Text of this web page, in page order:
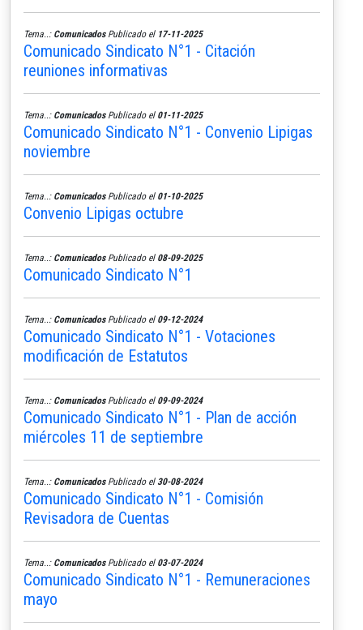
Tema..: ComunicadosPublicado el 17-11-2025
Comunicado Sindicato N°1 - Citación
reuniones informativas
Tema..: ComunicadosPublicado el 01-11-2025
Comunicado Sindicato N°1 - Convenio Lipigas
noviembre
Tema..: ComunicadosPublicado el 01-10-2025
Convenio Lipigas octubre
Tema..: ComunicadosPublicado el 08-09-2025
Comunicado Sindicato N°1
Tema..: ComunicadosPublicado el 09-12-2024
Comunicado Sindicato N°1 - Votaciones
modificación de Estatutos
Tema..: ComunicadosPublicado el 09-09-2024
Comunicado Sindicato N°1 - Plan de acción
miércoles 11 de septiembre
Tema..: ComunicadosPublicado el 30-08-2024
Comunicado Sindicato N°1 - Comisión
Revisadora de Cuentas
Tema..: ComunicadosPublicado el 03-07-2024
Comunicado Sindicato N°1 - Remuneraciones
mayo